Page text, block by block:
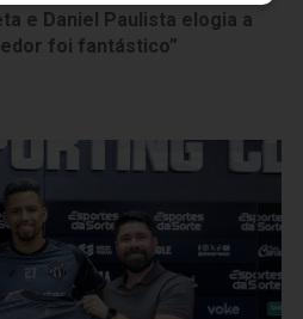
e Daniel Paulista elogia a
foi fantástico”